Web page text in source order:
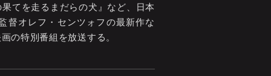
てを走るまだらの犬』など、日本
督オレフ・センツォフの最新作な
の特別番組を放送する。